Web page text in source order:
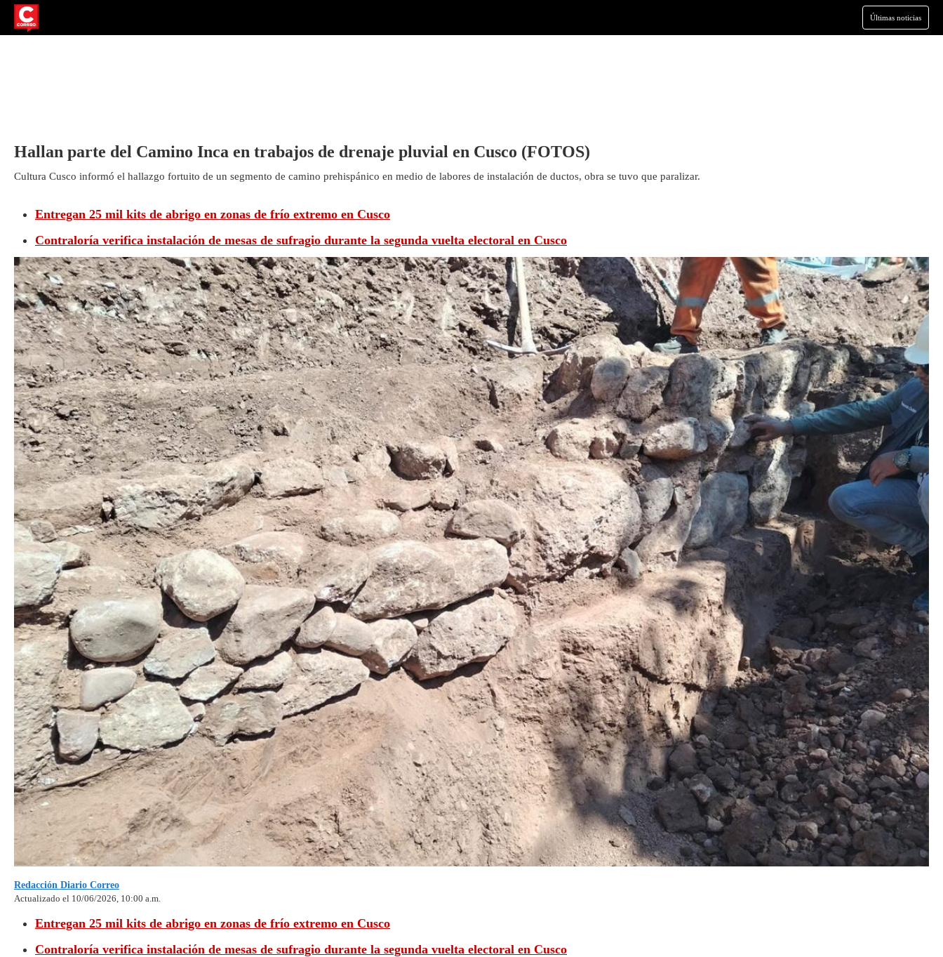
Últimas noticias
Hallan parte del Camino Inca en trabajos de drenaje pluvial en Cusco (FOTOS)
Cultura Cusco informó el hallazgo fortuito de un segmento de camino prehispánico en medio de labores de instalación de ductos, obra se tuvo que paralizar.
Entregan 25 mil kits de abrigo en zonas de frío extremo en Cusco
Contraloría verifica instalación de mesas de sufragio durante la segunda vuelta electoral en Cusco
Redacción Diario Correo
Actualizado el 10/06/2026, 10:00 a.m.
Entregan 25 mil kits de abrigo en zonas de frío extremo en Cusco
Contraloría verifica instalación de mesas de sufragio durante la segunda vuelta electoral en Cusco